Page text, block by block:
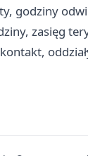
godziny
zasięg